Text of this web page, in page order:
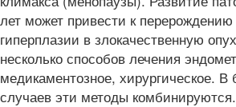
лет может привести к перерождению
гиперплазии в злокачественную
несколько способов лечения
медикаментозное, хирургическое.
случаев эти методы комбинируются.